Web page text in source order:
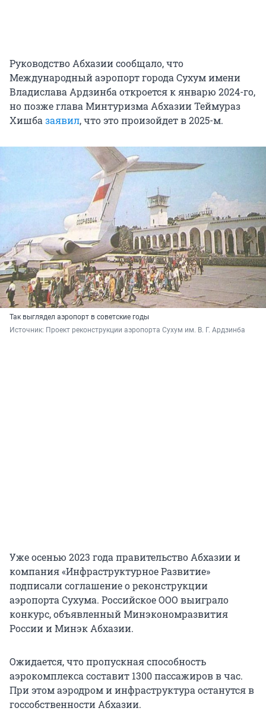
Руководство Абхазии сообщало, что
Международный аэропорт города Сухум имени
Владислава Ардзинба откроется к январю 2024-го,
но позже глава Минтуризма Абхазии Теймураз
Хишба заявил, что это произойдет в 2025-м.
Так выглядел аэропорт в советские годы
Источник: Проект реконструкции аэропорта Сухум им. В. Г. Ардзинба
Уже осенью 2023 года правительство Абхазии и
компания «Инфраструктурное Развитие»
подписали соглашение о реконструкции
аэропорта Сухума. Российское ООО выиграло
конкурс, объявленный Минэкономразвития
России и Минэк Абхазии.
Ожидается, что пропускная способность
аэрокомплекса составит 1300 пассажиров в час.
При этом аэродром и инфраструктура останутся в
госсобственности Абхазии.